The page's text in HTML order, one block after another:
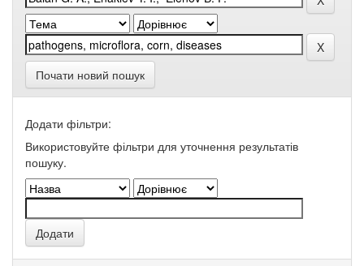
Почати новий пошук
Додати фільтри:
Використовуйте фільтри для уточнення результатів
пошуку.